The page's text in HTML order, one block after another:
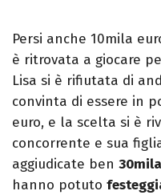
Persi anche 10mila
è ritrovata a giocare
Lisa si è rifiutata di
convinta di essere in
euro, e la scelta si è
concorrente e sua
aggiudicate ben
hanno potuto